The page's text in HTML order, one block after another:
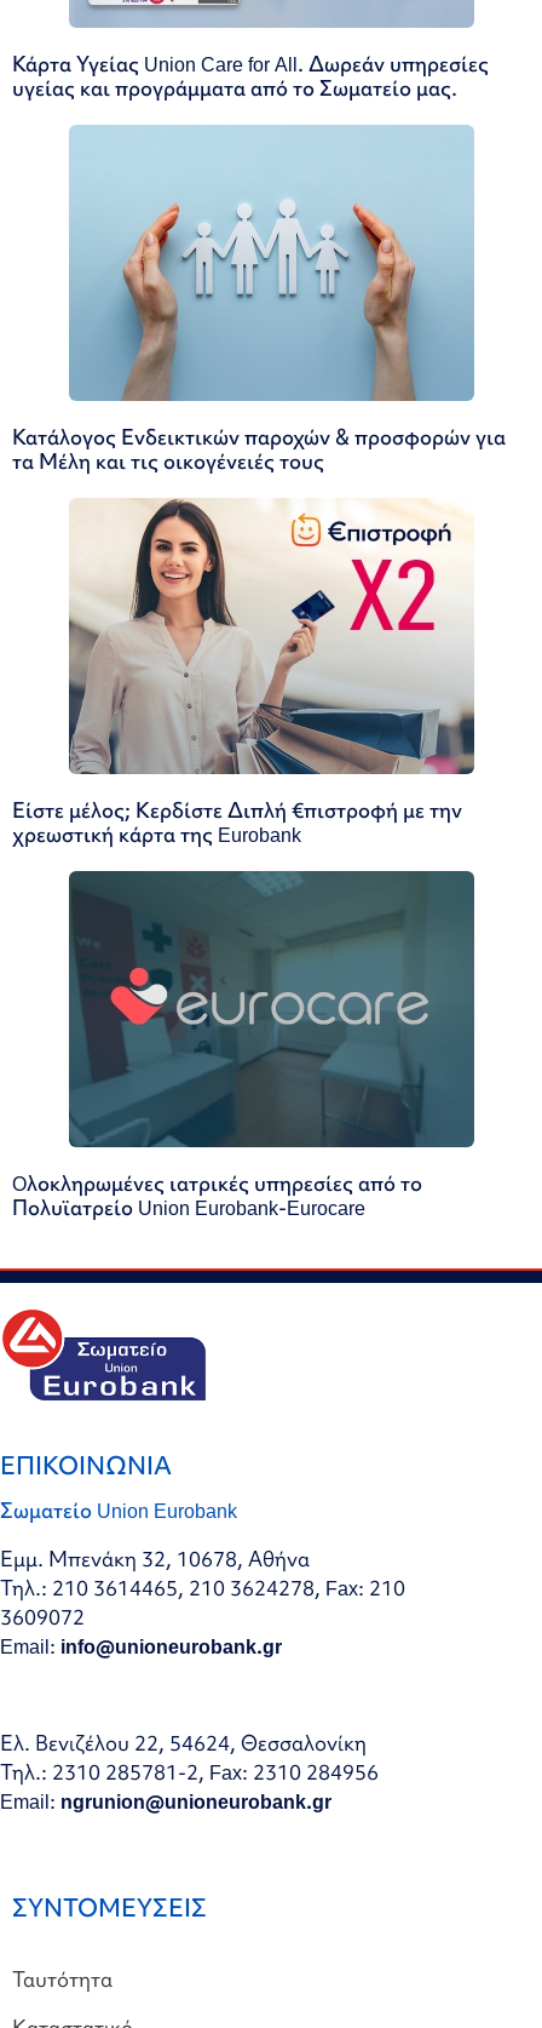
Κάρτα Υγείας Union Care for All. Δωρεάν υπηρεσίες
υγείας και προγράμματα από το Σωματείο μας.
Κατάλογος Ενδεικτικών παροχών & προσφορών για
τα Μέλη και τις οικογένειές τους
Είστε μέλος; Κερδίστε Διπλή €πιστροφή με την
χρεωστική κάρτα της Eurobank
Oλοκληρωμένες ιατρικές υπηρεσίες από το
Πολυϊατρείο Union Eurobank-Eurocare
ΕΠΙΚΟΙΝΩΝΙΑ
Σωματείο Union Eurobank
Εμμ. Μπενάκη 32, 10678, Αθήνα
Τηλ.: 210 3614465, 210 3624278, Fax: 210
3609072
Email: info@unioneurobank.gr
Ελ. Βενιζέλου 22, 54624, Θεσσαλονίκη
Τηλ.: 2310 285781-2, Fax: 2310 284956
Email: ngrunion@unioneurobank.gr
ΣΥΝΤΟΜΕΥΣΕΙΣ
Ταυτότητα